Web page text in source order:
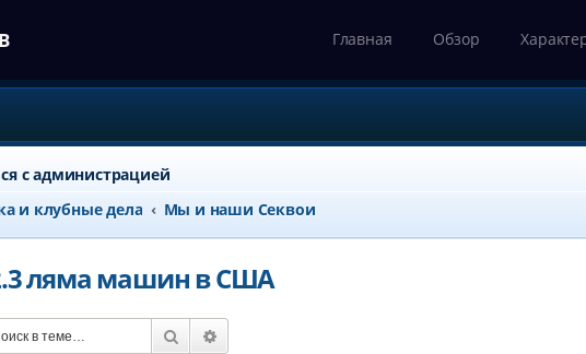
Главная Обзор
с администрацией
и клубные дела Мы и наши Секвои
ляма машин в США
Поиск